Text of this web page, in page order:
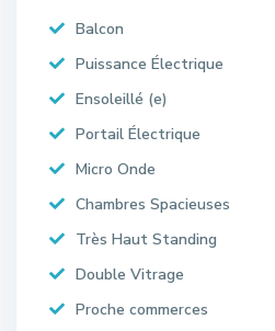
Balcon
Puissance Électrique
Ensoleillé (e)
Portail Électrique
Micro Onde
Chambres Spacieuses
Très Haut Standing
Double Vitrage
Proche commerces